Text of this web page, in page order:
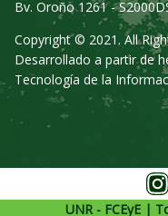
Bv. Oroño 1261 -
Copyright © 2021. All
Desarrollado a partir de
Tecnología de la
UNR - FCEyE |